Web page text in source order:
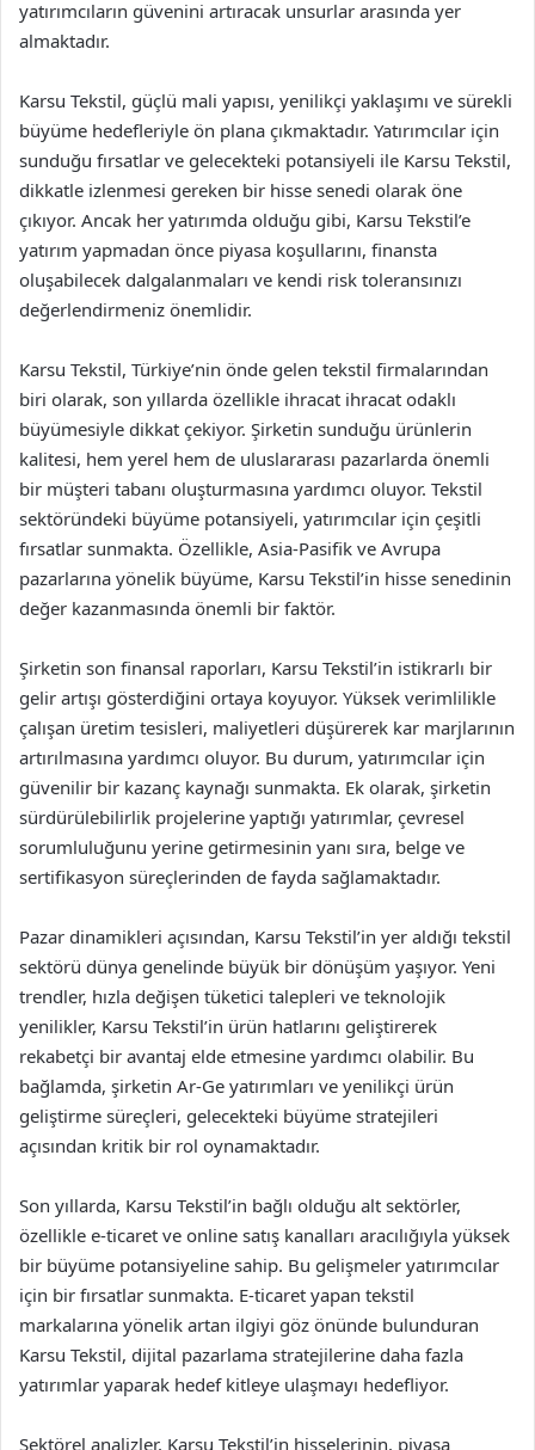
yatırımcıların güvenini artıracak unsurlar arasında yer
almaktadır.
Karsu Tekstil, güçlü mali yapısı, yenilikçi yaklaşımı ve sürekli
büyüme hedefleriyle ön plana çıkmaktadır. Yatırımcılar için
sunduğu fırsatlar ve gelecekteki potansiyeli ile Karsu Tekstil,
dikkatle izlenmesi gereken bir hisse senedi olarak öne
çıkıyor. Ancak her yatırımda olduğu gibi, Karsu Tekstil’e
yatırım yapmadan önce piyasa koşullarını, finansta
oluşabilecek dalgalanmaları ve kendi risk toleransınızı
değerlendirmeniz önemlidir.
Karsu Tekstil, Türkiye’nin önde gelen tekstil firmalarından
biri olarak, son yıllarda özellikle ihracat ihracat odaklı
büyümesiyle dikkat çekiyor. Şirketin sunduğu ürünlerin
kalitesi, hem yerel hem de uluslararası pazarlarda önemli
bir müşteri tabanı oluşturmasına yardımcı oluyor. Tekstil
sektöründeki büyüme potansiyeli, yatırımcılar için çeşitli
fırsatlar sunmakta. Özellikle, Asia-Pasifik ve Avrupa
pazarlarına yönelik büyüme, Karsu Tekstil’in hisse senedinin
değer kazanmasında önemli bir faktör.
Şirketin son finansal raporları, Karsu Tekstil’in istikrarlı bir
gelir artışı gösterdiğini ortaya koyuyor. Yüksek verimlilikle
çalışan üretim tesisleri, maliyetleri düşürerek kar marjlarının
artırılmasına yardımcı oluyor. Bu durum, yatırımcılar için
güvenilir bir kazanç kaynağı sunmakta. Ek olarak, şirketin
sürdürülebilirlik projelerine yaptığı yatırımlar, çevresel
sorumluluğunu yerine getirmesinin yanı sıra, belge ve
sertifikasyon süreçlerinden de fayda sağlamaktadır.
Pazar dinamikleri açısından, Karsu Tekstil’in yer aldığı tekstil
sektörü dünya genelinde büyük bir dönüşüm yaşıyor. Yeni
trendler, hızla değişen tüketici talepleri ve teknolojik
yenilikler, Karsu Tekstil’in ürün hatlarını geliştirerek
rekabetçi bir avantaj elde etmesine yardımcı olabilir. Bu
bağlamda, şirketin Ar-Ge yatırımları ve yenilikçi ürün
geliştirme süreçleri, gelecekteki büyüme stratejileri
açısından kritik bir rol oynamaktadır.
Son yıllarda, Karsu Tekstil’in bağlı olduğu alt sektörler,
özellikle e-ticaret ve online satış kanalları aracılığıyla yüksek
bir büyüme potansiyeline sahip. Bu gelişmeler yatırımcılar
için bir fırsatlar sunmakta. E-ticaret yapan tekstil
markalarına yönelik artan ilgiyi göz önünde bulunduran
Karsu Tekstil, dijital pazarlama stratejilerine daha fazla
yatırımlar yaparak hedef kitleye ulaşmayı hedefliyor.
Sektörel analizler, Karsu Tekstil’in hisselerinin, piyasa